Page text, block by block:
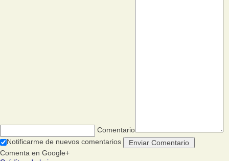
Comentario
Notificarme de nuevos comentarios
Comenta en Google+